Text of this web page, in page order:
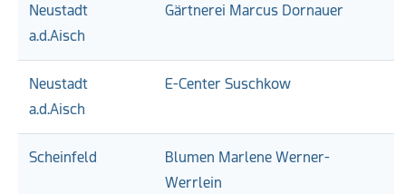
Neustadt
a.d.Aisch
Gärtnerei Marcus Dornauer
Neustadt
a.d.Aisch
E-Center Suschkow
Scheinfeld
Blumen Marlene Werner-
Werrlein